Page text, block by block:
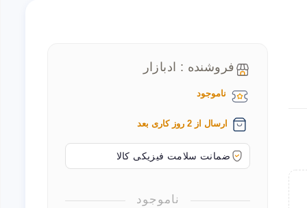
فروشنده : ادبازار
ناموجود
ارسال از 2 روز کاری بعد
ضمانت سلامت فیزیکی کالا
ناموجود